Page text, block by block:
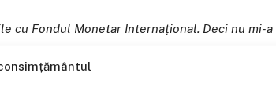
cu Fondul Monetar Internațional. Deci nu mi-a